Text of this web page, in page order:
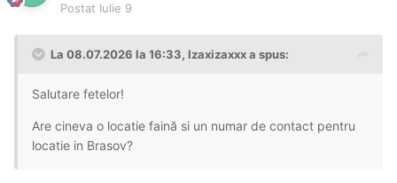
Postat Iulie 9
La 08.07.2026 la 16:33, Izaxizaxxxa spus:
Salutare fetelor!
Are cineva o locatie faină si un numar de contact pentru
locatie in Brasov?